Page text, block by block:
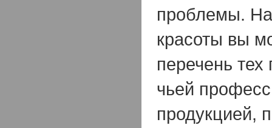
проблемы.
красоты вы
перечень тех
чьей
продукцией,